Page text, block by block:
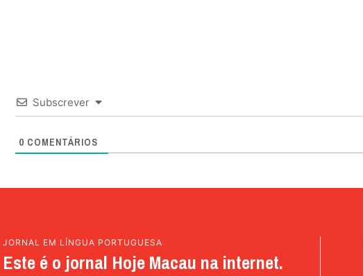
Subscrever
0 COMENTÁRIOS
JORNAL EM LÍNGUA PORTUGUESA
Este é o jornal Hoje Macau na internet.